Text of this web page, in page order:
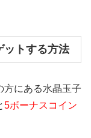
ットする方法
方にある水晶玉子
5ボーナスコイン